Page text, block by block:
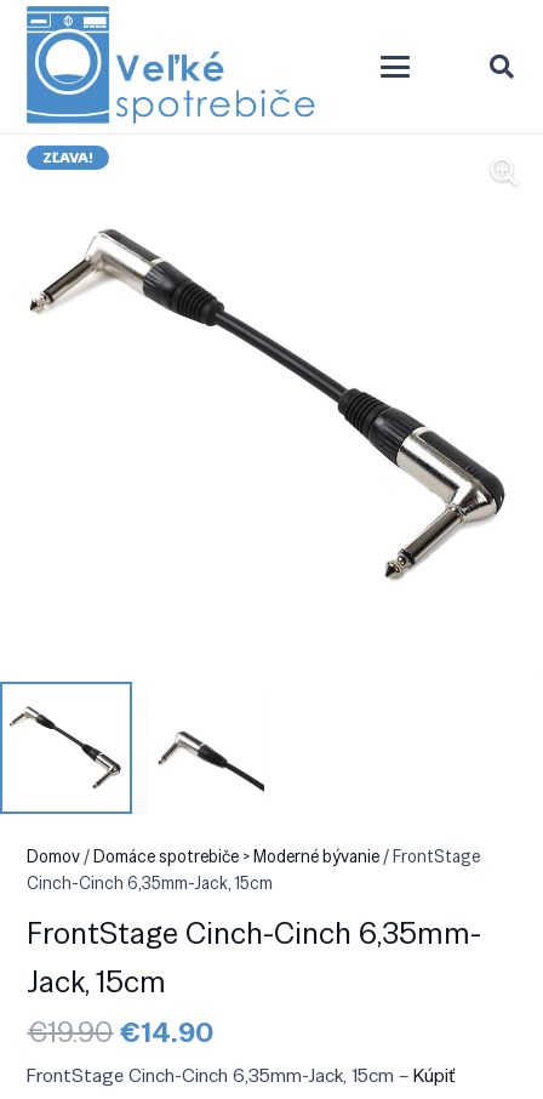
ZĽAVA!
Domov/Domáce spotrebiče > Moderné bývanie/ FrontStage
Cinch-Cinch 6,35mm-Jack, 15cm
FrontStage Cinch-Cinch 6,35mm-
Jack, 15cm
€19.90Pôvodná
cena
bola:
€14.90Aktuálna
je:
FrontStage Cinch-Cinch 6,35mm-Jack, 15cm –Kúpiť